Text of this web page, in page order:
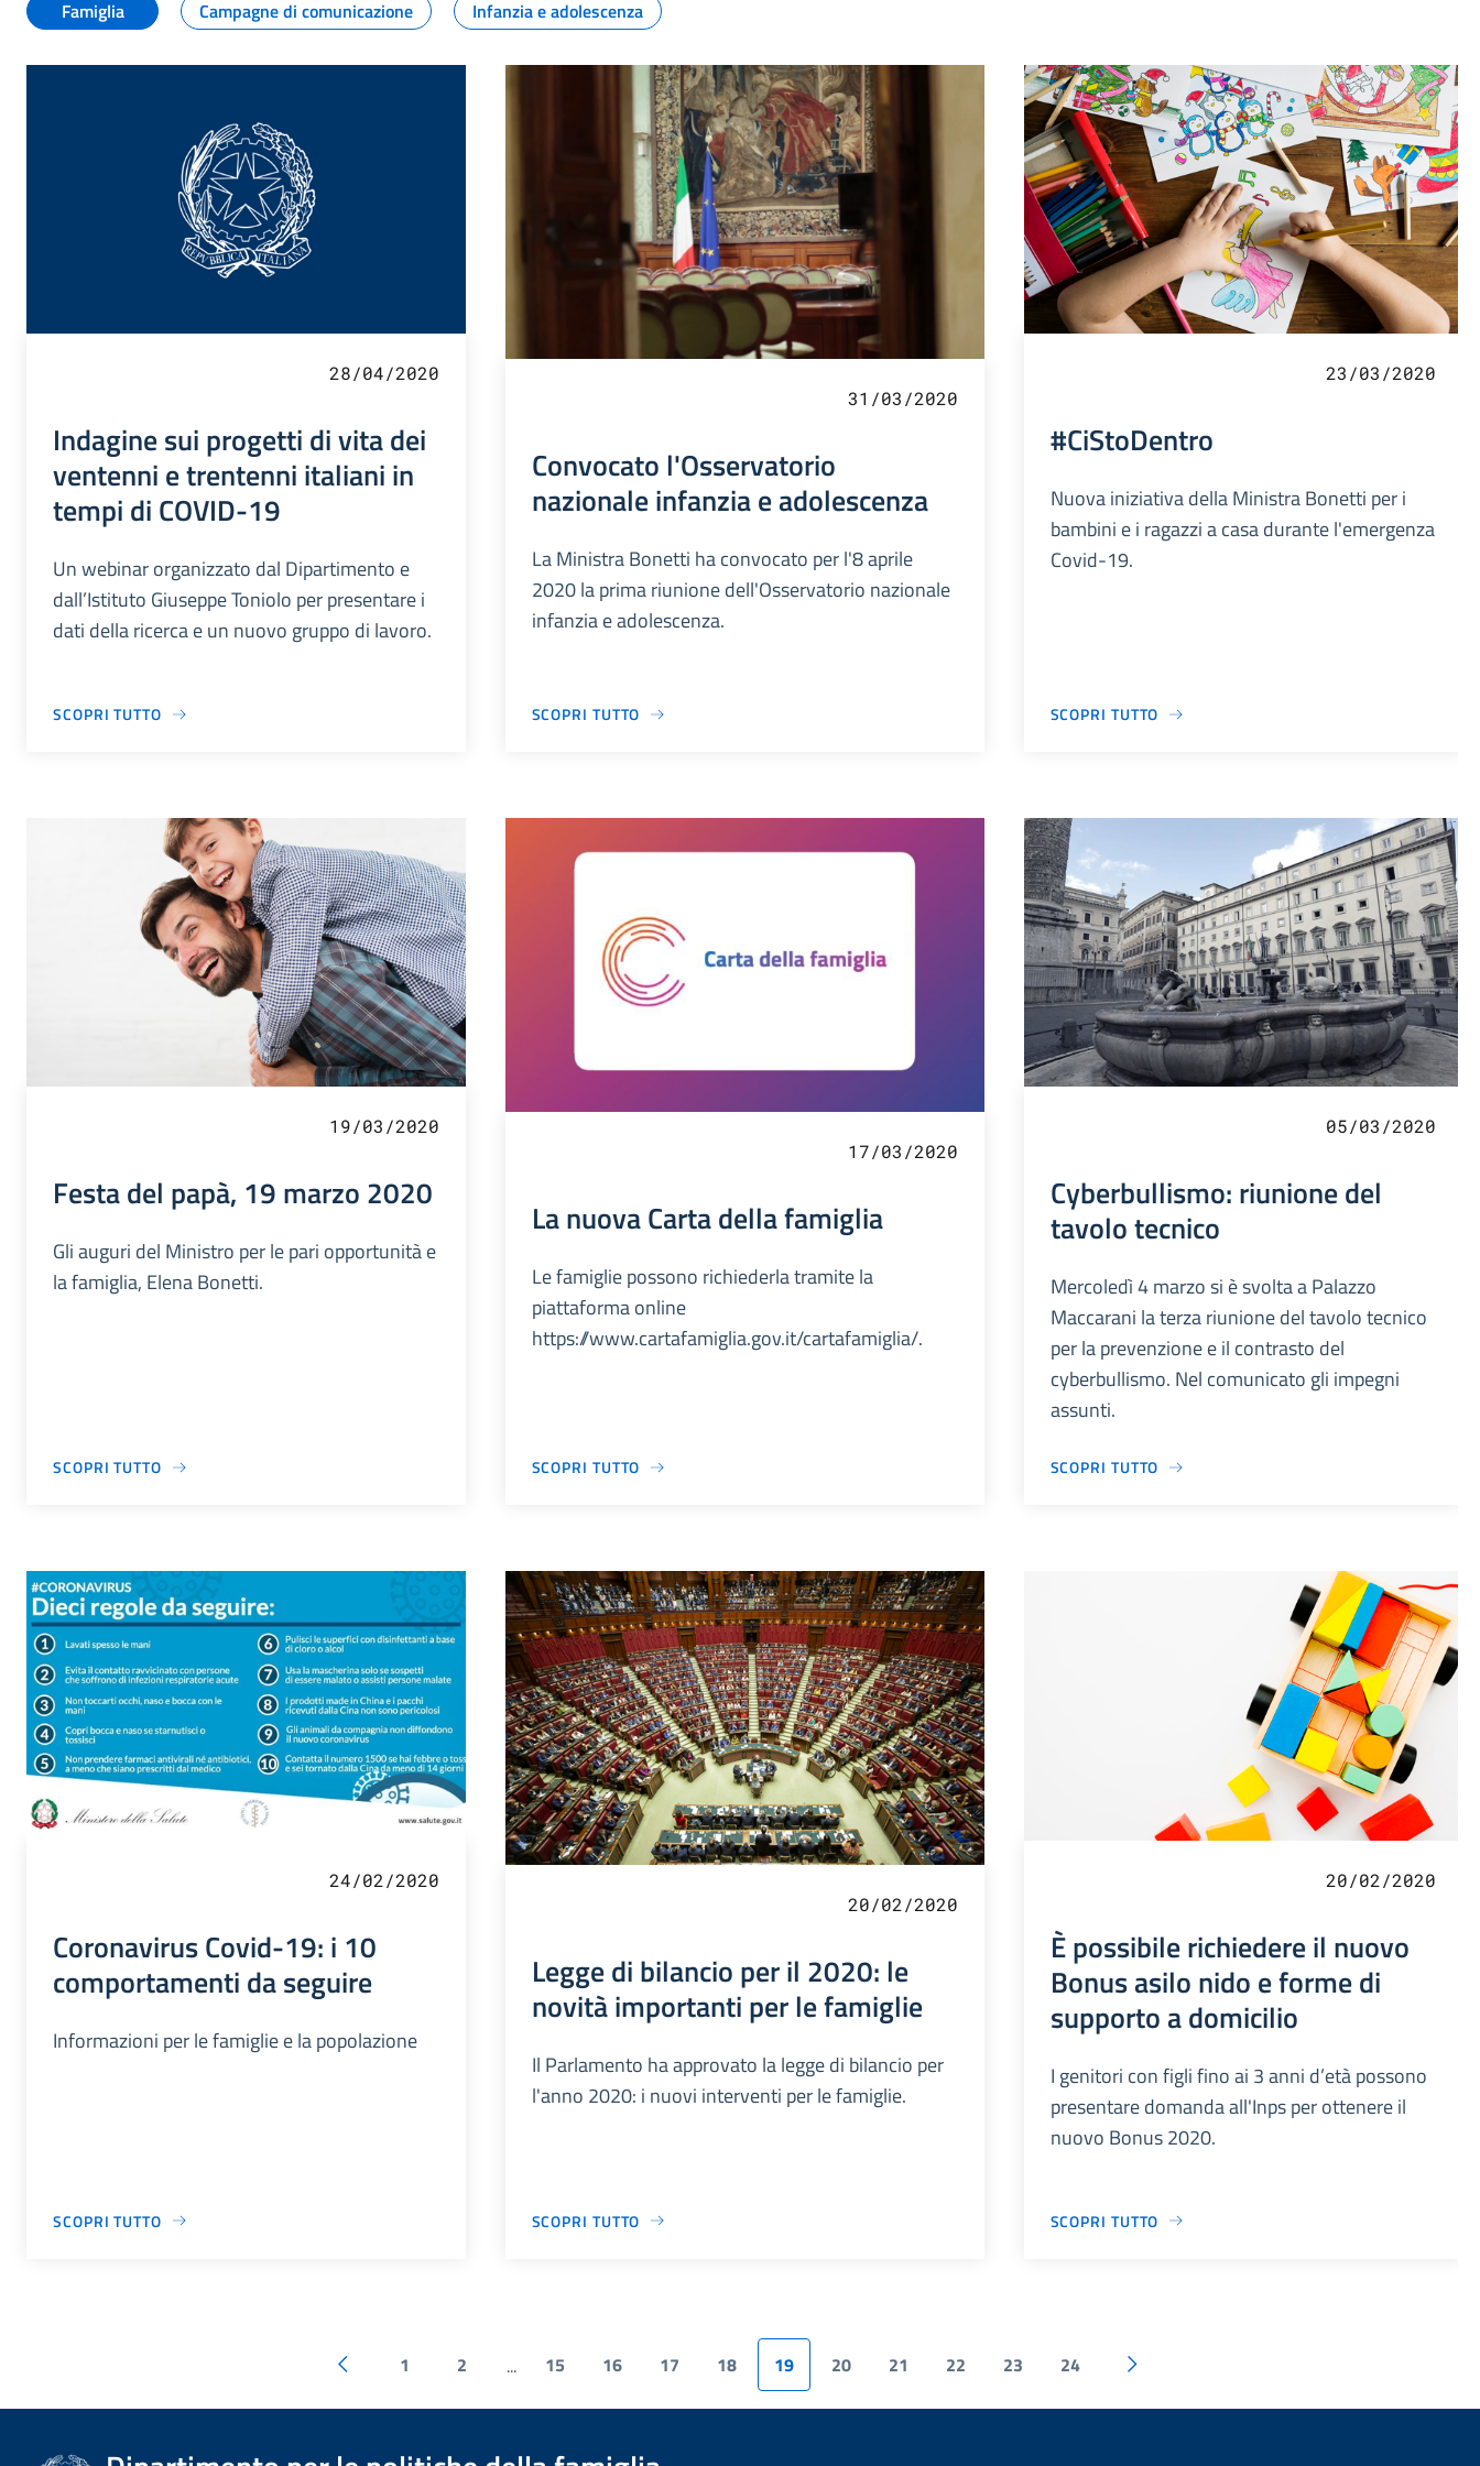
Famiglia
Campagne di comunicazione Infanzia e adolescenza
28/04/2020
Indagine sui progetti di vita dei
ventenni e trentenni italiani in
tempi di COVID-19
Un webinar organizzato dal Dipartimento e
dall’Istituto Giuseppe Toniolo per presentare i
dati della ricerca e un nuovo gruppo di lavoro.
SCOPRI TUTTO
31/03/2020
Convocato l'Osservatorio
nazionale infanzia e adolescenza
La Ministra Bonetti ha convocato per l'8 aprile
2020 la prima riunione dell'Osservatorio nazionale
infanzia e adolescenza.
SCOPRI TUTTO
23/03/2020
#CiStoDentro
Nuova iniziativa della Ministra Bonetti per i
bambini e i ragazzi a casa durante l'emergenza
Covid-19.
SCOPRI TUTTO
19/03/2020
Festa del papà, 19 marzo 2020
Gli auguri del Ministro per le pari opportunità e
la famiglia, Elena Bonetti.
SCOPRI TUTTO
17/03/2020
La nuova Carta della famiglia
Le famiglie possono richiederla tramite la
piattaforma online
https://www.cartafamiglia.gov.it/cartafamiglia/.
SCOPRI TUTTO
05/03/2020
Cyberbullismo: riunione del
tavolo tecnico
Mercoledì 4 marzo si è svolta a Palazzo
Maccarani la terza riunione del tavolo tecnico
per la prevenzione e il contrasto del
cyberbullismo. Nel comunicato gli impegni
assunti.
SCOPRI TUTTO
24/02/2020
Coronavirus Covid-19: i 10
comportamenti da seguire
Informazioni per le famiglie e la popolazione
SCOPRI TUTTO
20/02/2020
Legge di bilancio per il 2020: le
novità importanti per le famiglie
Il Parlamento ha approvato la legge di bilancio per
l'anno 2020: i nuovi interventi per le famiglie.
SCOPRI TUTTO
20/02/2020
È possibile richiedere il nuovo
Bonus asilo nido e forme di
supporto a domicilio
I genitori con figli fino ai 3 anni d’età possono
presentare domanda all'Inps per ottenere il
nuovo Bonus 2020.
SCOPRI TUTTO
1 2 ... 15 16 17 18 19 20 21 22 23 24